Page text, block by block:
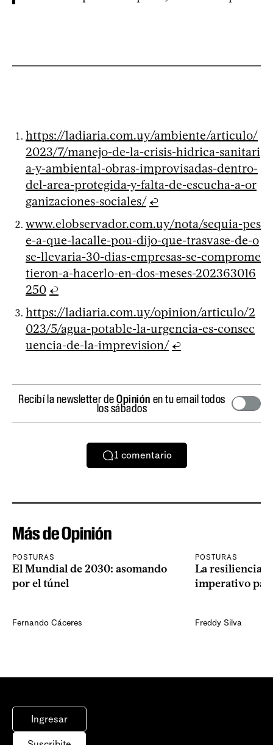
https://ladiaria.com.uy/ambiente/articulo/
2023/7/manejo-de-la-crisis-hidrica-sanitari
a-y-ambiental-obras-improvisadas-dentro-
del-area-protegida-y-falta-de-escucha-a-or
ganizaciones-sociales/ ↩
www.elobservador.com.uy/nota/sequia-pes
e-a-que-lacalle-pou-dijo-que-trasvase-de-o
se-llevaria-30-dias-empresas-se-comprome
tieron-a-hacerlo-en-dos-meses-202363016
250 ↩
https://ladiaria.com.uy/opinion/articulo/2
023/5/agua-potable-la-urgencia-es-consec
uencia-de-la-imprevision/ ↩
Recibí la newsletter deOpinión en tu email todos
los sábados
1 comentario
Más de Opinión
POSTURAS
El Mundial de 2030: asomando
por el túnel
Fernando Cáceres
POSTURAS
La resiliencia
imperativo
Freddy Silva
Ingresar